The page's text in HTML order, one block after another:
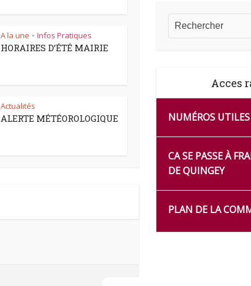
A la une • Infos Pratiques
HORAIRES D’ÉTÉ MAIRIE
Actualités
ALERTE MÉTÉOROLOGIQUE
Acces
NUMÉROS UTILES
CA SE PASSE À
DE QUINGEY
PLAN DE LA